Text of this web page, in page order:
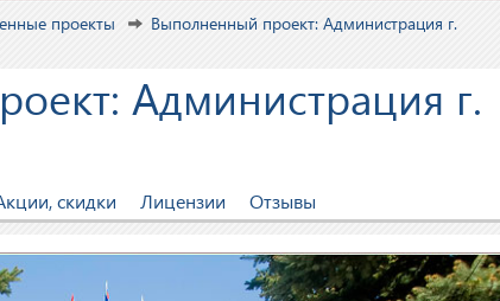
проекты
Выполненный проект: Администрация г.
Администрация г.
скидки Лицензии Отзывы